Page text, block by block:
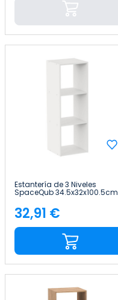
Estantería de 3 Niveles
SpaceQub 34.5x32x100.5cm
7house
Precio
32,91 €